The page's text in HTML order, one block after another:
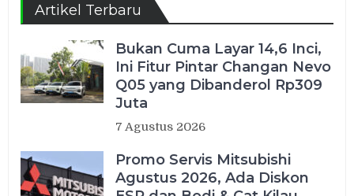
Artikel Terbaru
Bukan Cuma Layar 14,6 Inci,
Ini Fitur Pintar Changan Nevo
Q05 yang Dibanderol Rp309
Juta
7 Agustus 2026
Promo Servis Mitsubishi
Agustus 2026, Ada Diskon